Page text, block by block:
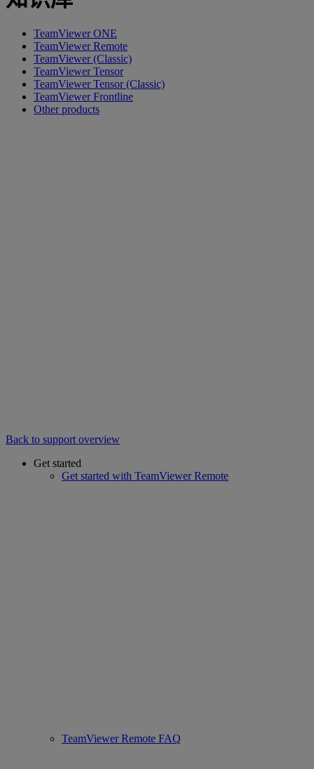
TeamViewer ONE
TeamViewer Remote
TeamViewer (Classic)
TeamViewer Tensor
TeamViewer Tensor (Classic)
TeamViewer Frontline
Other products
Back to support overview
Get started
Get started with TeamViewer Remote
TeamViewer Remote FAQ